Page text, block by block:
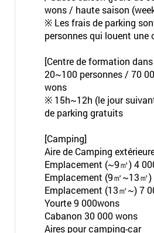
wons / haute saison
※ Les frais de parking
personnes qui louent une
[Centre de formation
20~100 personnes / 70
wons
※ 15h~12h (le jour
de parking gratuits
[Camping]
Aire de Camping
Emplacement (~9㎡) 4
Emplacement (9㎡~13㎡
Emplacement (13㎡~) 7
Yourte 9 000wons
Cabanon 30 000 wons
Aires pour camping-car